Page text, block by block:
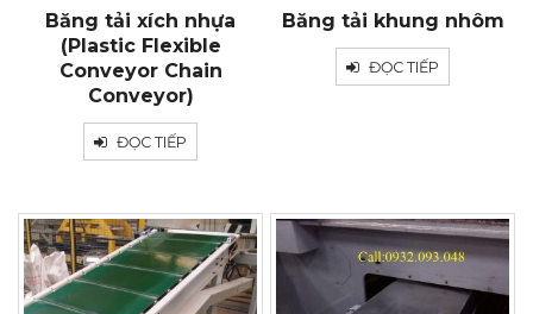
Băng tải xích nhựa
(Plastic Flexible
Conveyor Chain
Conveyor)
ĐỌC TIẾP
Băng tải khung nhôm
ĐỌC TIẾP